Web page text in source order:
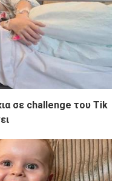
σε challenge του Tik